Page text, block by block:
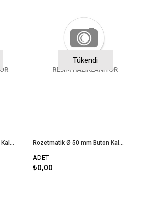
Rozetmatik Ø 37 mm Buton Kalıbı
Tükendi
Rozetmatik Ø 50 mm Buton Kalıbı
ADET
₺0,00